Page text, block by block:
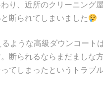
り、近所のクリーニング
断られてしまいました
ような高級ダウンコート
断られるならまだましな
てしまったというトラブ